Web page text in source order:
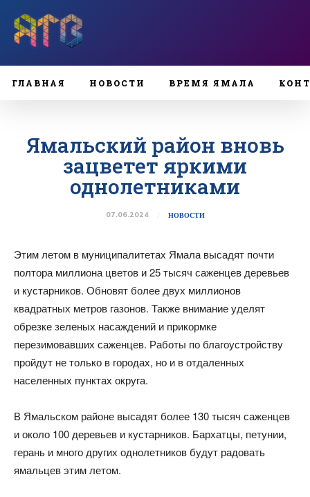
ГЛАВНАЯ НОВОСТИ ВРЕМЯ ЯМАЛА
Ямальский район вновь
зацветет яркими
однолетниками
07.06.2024 НОВОСТИ
Этим летом в муниципалитетах Ямала высадят почти
полтора миллиона цветов и 25 тысяч саженцев деревьев
и кустарников. Обновят более двух миллионов
квадратных метров газонов. Также внимание уделят
обрезке зеленых насаждений и прикормке
перезимовавших саженцев. Работы по благоустройству
пройдут не только в городах, но и в отдаленных
населенных пунктах округа.
В Ямальском районе высадят более 130 тысяч саженцев
и около 100 деревьев и кустарников. Бархатцы, петунии,
герань и много других однолетников будут радовать
ямальцев этим летом.